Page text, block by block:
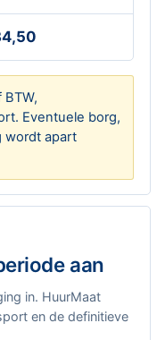
Eventuele borg,
wordt apart
aan
in. HuurMaat
en de definitieve